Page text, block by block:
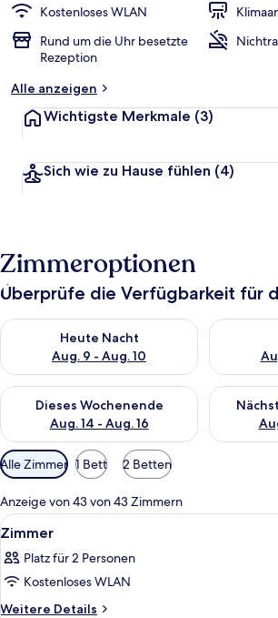
Kostenloses WLAN
Rund um die Uhr besetzte
Rezeption
Alle anzeigen
Wichtigste Merkmale (3)
Sich wie zu Hause fühlen (4)
Zimmeroptionen
Überprüfe die Verfügbarkeit für
Heute Nacht
Aug. 9 - Aug. 10
Überprüfe die Verfügbarkeit für heute
Dieses Wochenende
Aug. 14 - Aug. 16
Überprüfe die Verfügbarkeit für dieses
Verfügbare
Filter
für
Zimmer
Alle Zimmer 1 Bett 2 Betten
Anzeige von 43 von 43 Zimmern
Alle
Fotos
für
Zimmer
anzeigen
Ein
5
Zimmer
Platz für 2 Personen
Kostenloses WLAN
Weitere Details
Weitere